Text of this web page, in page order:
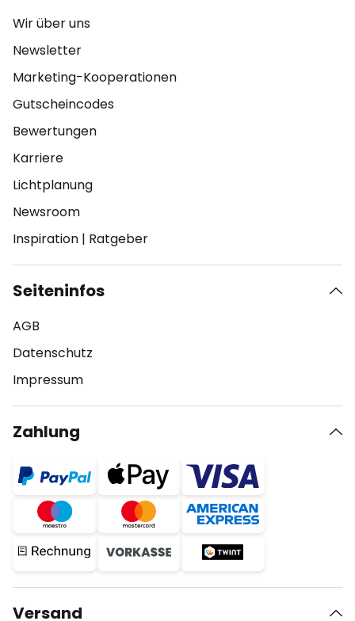
Wir über uns
Newsletter
Marketing-Kooperationen
Gutscheincodes
Bewertungen
Karriere
Lichtplanung
Newsroom
Inspiration | Ratgeber
Seiteninfos
AGB
Datenschutz
Impressum
Zahlung
Versand